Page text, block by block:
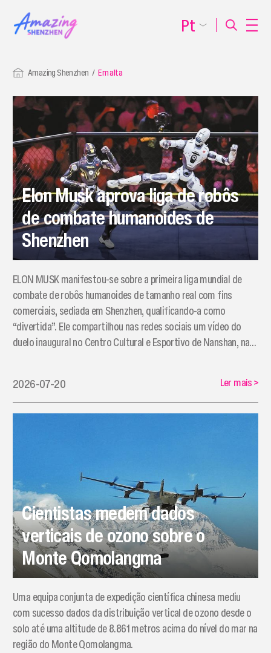
Amazing Shenzhen Em alta
Elon Musk aprova liga de robôs
de combate humanoides de
Shenzhen
ELON MUSK manifestou-se sobre a primeira liga mundial de
combate de robôs humanoides de tamanho real com fins
comerciais, sediada em Shenzhen, qualificando-a como
“divertida”. Ele compartilhou nas redes sociais um vídeo do
duelo inaugural no Centro Cultural e Esportivo de Nanshan, na
2026-07-20 Ler mais>
Cientistas medem dados
verticais de ozono sobre o
Monte Qomolangma
Uma equipa conjunta de expedição científica chinesa mediu
com sucesso dados da distribuição vertical de ozono desde o
solo até uma altitude de 8.861 metros acima do nível do mar na
região do Monte Qomolangma.
Pt